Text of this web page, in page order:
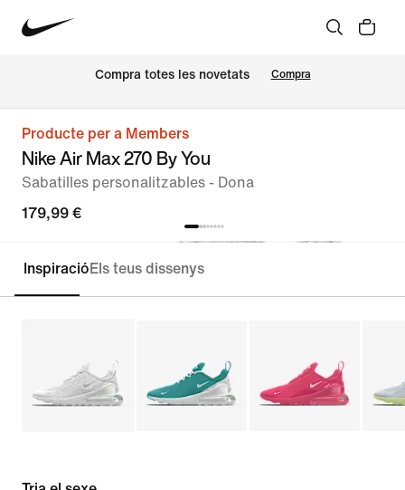
Compra totes les novetats Compra
Producte per a Members
Nike Air Max 270 By You
Sabatilles personalitzables - Dona
179,99 €
Personalitza
Inspiració Els teus dissenys